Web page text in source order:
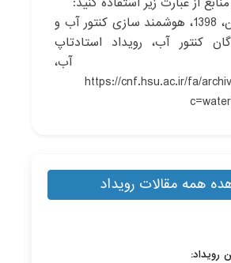
اصغری، حسین، 1398، هوشمند سازی کنتور آب و
کنتور آب، رویداد استادتاپ
آب،
https://cnf.hsu.ac.ir/fa/
همه مقالات رویداد
رویداد: